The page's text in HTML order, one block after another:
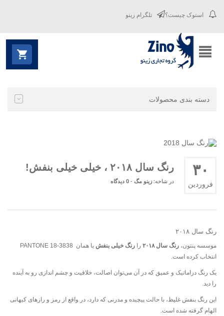
استوک چیست؟ تلگرام زینو
دسته بندی محصولات
۳۰
فروردین
رنگ سال ۲۰۱۸ ، خیلی خیلی بنفش!
در شاخه: زینو مگ - 0 دیدگاه
رنگ سال ۲۰۱۸
موسسه پنتون، رنگ سال ۲۰۱۸ را رنگ خیلی بنفش
یا همان PANTONE 18-3838
انتخاب کرده است.
یک رنگ دراماتیک و عمیق که در آن می‌توان اصالت، خلاقیت و چشم اندازی رو به آینده
را دید.
این رنگ بنفش غلیظ، با حالت پیچیده و مدرنی که دارد، در واقع از رمز و رازهای کیهانی
الهام گرفته شده است.